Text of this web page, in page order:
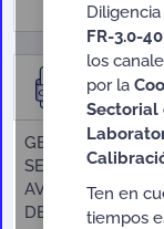
GESTIÓN DE
SEGUIMIENTO,
AVISADAS, A
DE PRESTACIÓN
FR-3.0-40
los
por la
Sectorial
Ten en
tiempos